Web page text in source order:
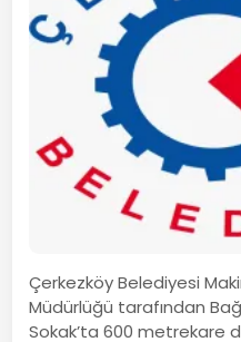
Çerkezköy Belediyesi
Müdürlüğü tarafından
Sokak’ta 600 metrekare